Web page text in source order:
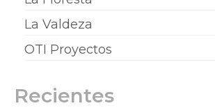
La Valdeza
OTI Proyectos
Recientes